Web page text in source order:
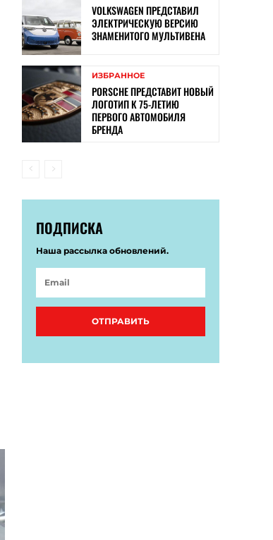
VOLKSWAGEN ПРЕДСТАВИЛ
ЭЛЕКТРИЧЕСКУЮ ВЕРСИЮ
ЗНАМЕНИТОГО МУЛЬТИВЕНА
ИЗБРАННОЕ
PORSCHE ПРЕДСТАВИТ НОВЫЙ
ЛОГОТИП К 75-ЛЕТИЮ
ПЕРВОГО АВТОМОБИЛЯ
БРЕНДА
ПОДПИСКА
Наша рассылка обновлений.
ОТПРАВИТЬ